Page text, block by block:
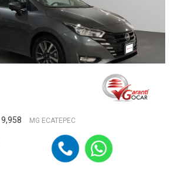
MG ECATEPEC